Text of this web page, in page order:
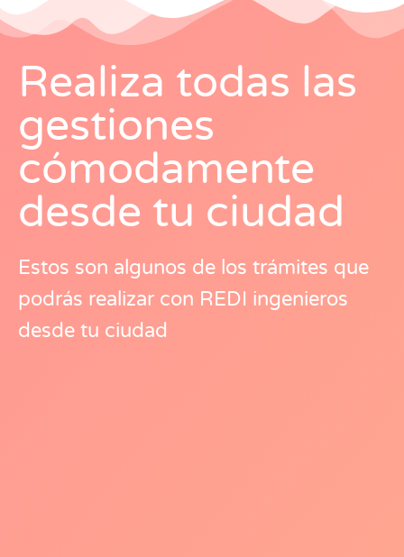
Realiza todas las
gestiones
cómodamente
desde tu ciudad
Estos son algunos de los trámites que
podrás realizar con REDI ingenieros
desde tu ciudad